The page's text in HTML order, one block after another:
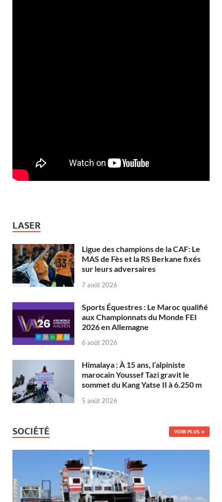
LASER
Ligue des champions de la CAF: Le
MAS de Fès et la RS Berkane fixés
sur leurs adversaires
7 août 2026
Sports Équestres : Le Maroc qualifié
aux Championnats du Monde FEI
2026 en Allemagne
6 août 2026
Himalaya : À 15 ans, l’alpiniste
marocain Youssef Tazi gravit le
sommet du Kang Yatse II à 6.250 m
5 août 2026
SOCIÉTÉ VOIR PLUS